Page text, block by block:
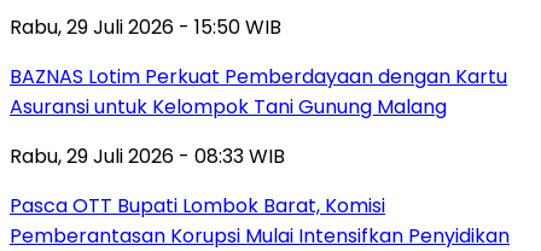
Rabu, 29 Juli 2026 - 15:50 WIB
BAZNAS Lotim Perkuat Pemberdayaan dengan Kartu
Asuransi untuk Kelompok Tani Gunung Malang
Rabu, 29 Juli 2026 - 08:33 WIB
Pasca OTT Bupati Lombok Barat, Komisi
Pemberantasan Korupsi Mulai Intensifkan Penyidikan